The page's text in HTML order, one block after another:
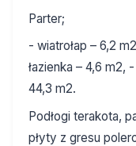
Parter;
- wiatrołap – 6,2
łazienka – 4,6 m2,
44,3 m2.
Podłogi terakota,
płyty z gresu